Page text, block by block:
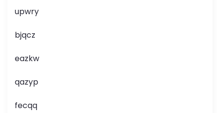
upwry
bjqcz
eazkw
qazyp
fecqq